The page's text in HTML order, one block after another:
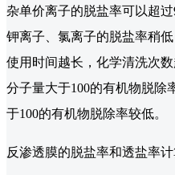
杂单价离子的脱盐率可以超过
钾离子、氯离子的脱盐率稍
使用时间越长，化学清洗次
分子量大于100的有机物脱除
于100的有机物脱除率较低。
反渗透膜的脱盐率和透盐率